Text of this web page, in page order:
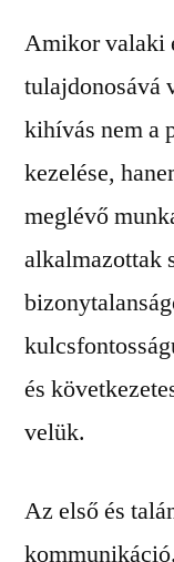
Amikor valaki
tulajdonosává
kihívás nem a
kezelése,
meglévő
alkalmazottak
és
velük.
Az első és